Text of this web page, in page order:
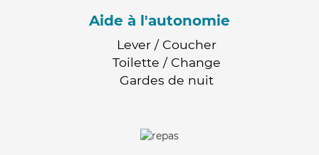
Aide à l'autonomie
Lever / Coucher
Toilette / Change
Gardes de nuit